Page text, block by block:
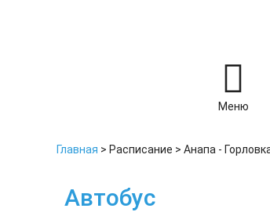
Меню
Главная > Расписание > Анапа -
Автобус